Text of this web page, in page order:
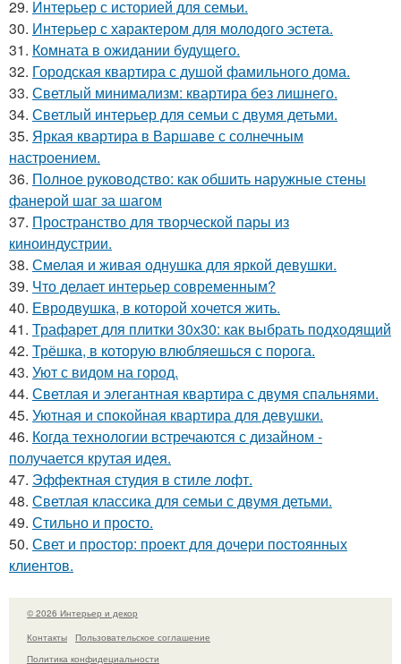
29. Интерьер с историей для семьи.
30. Интерьер с характером для молодого эстета.
31. Комната в ожидании будущего.
32. Городская квартира с душой фамильного дома.
33. Светлый минимализм: квартира без лишнего.
34. Светлый интерьер для семьи с двумя детьми.
35. Яркая квартира в Варшаве с солнечным
настроением.
36. Полное руководство: как обшить наружные стены
фанерой шаг за шагом
37. Пространство для творческой пары из
киноиндустрии.
38. Смелая и живая однушка для яркой девушки.
39. Что делает интерьер современным?
40. Евродвушка, в которой хочется жить.
41. Трафарет для плитки 30х30: как выбрать подходящий
42. Трёшка, в которую влюбляешься с порога.
43. Уют с видом на город.
44. Светлая и элегантная квартира с двумя спальнями.
45. Уютная и спокойная квартира для девушки.
46. Когда технологии встречаются с дизайном -
получается крутая идея.
47. Эффектная студия в стиле лофт.
48. Светлая классика для семьи с двумя детьми.
49. Стильно и просто.
50. Свет и простор: проект для дочери постоянных
клиентов.
© 2026 Интерьер и декор
Контакты
Пользовательское соглашение
Политика конфидециальности